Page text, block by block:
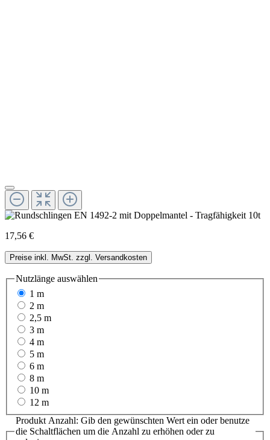
17,56 €
Preise inkl. MwSt. zzgl. Versandkosten
Nutzlänge auswählen
1 m
2 m
2,5 m
3 m
4 m
5 m
6 m
8 m
10 m
12 m
Produkt Anzahl: Gib den gewünschten Wert ein oder benutze
die Schaltflächen um die Anzahl zu erhöhen oder zu